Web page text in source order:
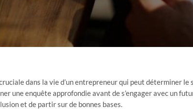
dans la vie d’un entrepreneur qui peut déterminer le
une enquête approfondie avant de s’engager avec un
et de partir sur de bonnes bases.